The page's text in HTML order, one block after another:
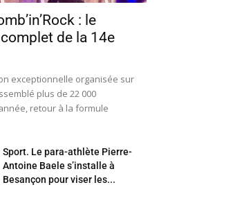
: le
de la 14e
exceptionnelle organisée sur
plus de 22 000
retour à la formule
Sport. Le para-athlète Pierre-
Antoine Baele s’installe à
Besançon pour viser les...